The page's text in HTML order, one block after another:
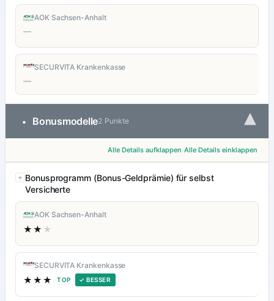
AOK Sachsen-Anhalt
—
SECURVITA Krankenkasse
—
• Bonusmodelle2 Punkte ▾
Alle Details aufklappen Alle Details einklappen
Bonusprogramm (Bonus-Geldprämie) für selbst
Versicherte
AOK Sachsen-Anhalt
★★ ★
SECURVITA Krankenkasse
★★★ TOP ✓ BESSER